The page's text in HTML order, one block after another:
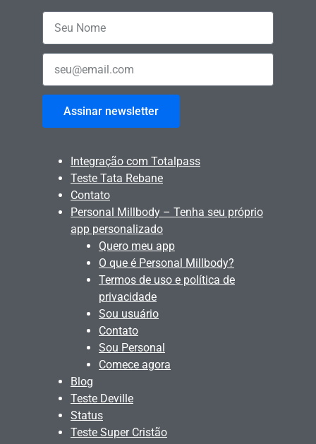
Assinar newsletter
Integração com Totalpass
Teste Tata Rebane
Contato
Personal Millbody – Tenha seu próprio
app personalizado
Quero meu app
O que é Personal Millbody?
Termos de uso e política de
privacidade
Sou usuário
Contato
Sou Personal
Comece agora
Blog
Teste Deville
Status
Teste Super Cristão